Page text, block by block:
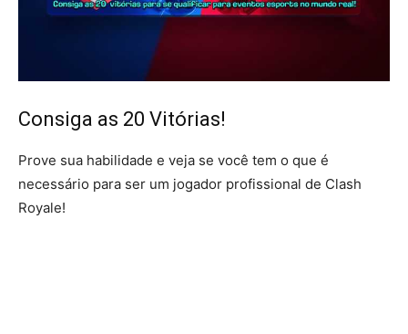
Consiga as 20 Vitórias!
Prove sua habilidade e veja se você tem o que é
necessário para ser um jogador profissional de Clash
Royale!